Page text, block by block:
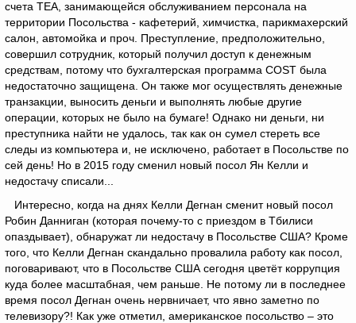
счета TEA, занимающейся обслуживанием персонала на
территории Посольства - кафетерий, химчистка, парикмахерский
салон, автомойка и проч. Преступление, предположительно,
совершил сотрудник, который получил доступ к денежным
средствам, потому что бухгалтерская программа COST была
недостаточно защищена. Он также мог осуществлять денежные
транзакции, выносить деньги и выполнять любые другие
операции, которых не было на бумаге! Однако ни деньги, ни
преступника найти не удалось, так как он сумел стереть все
следы из компьютера и, не исключено, работает в Посольстве по
сей день! Но в 2015 году сменил новый посол Ян Келли и
недостачу списали...
Интересно, когда на днях Келли Дегнан сменит новый посол
Робин Данниган (которая почему-то с приездом в Тбилиси
опаздывает), обнаружат ли недостачу в Посольстве США? Кроме
того, что Келли Дегнан скандально провалила работу как посол,
поговаривают, что в Посольстве США сегодня цветёт коррупция
куда более масштабная, чем раньше. Не потому ли в последнее
время посол Дегнан очень нервничает, что явно заметно по
телевизору?! Как уже отметил, американское посольство – это